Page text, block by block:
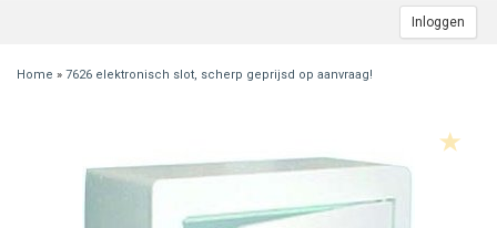
Inloggen
Home » 7626 elektronisch slot, scherp geprijsd op aanvraag!